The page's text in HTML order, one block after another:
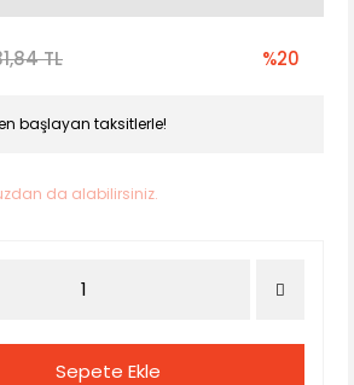
TL %20
başlayan taksitlerle!
da alabilirsiniz.
Sepete Ekle